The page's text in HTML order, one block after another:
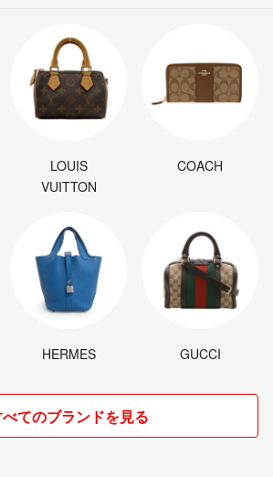
LOUIS
VUITTON
COACH
HERMES GUCCI
てのブランドを見る